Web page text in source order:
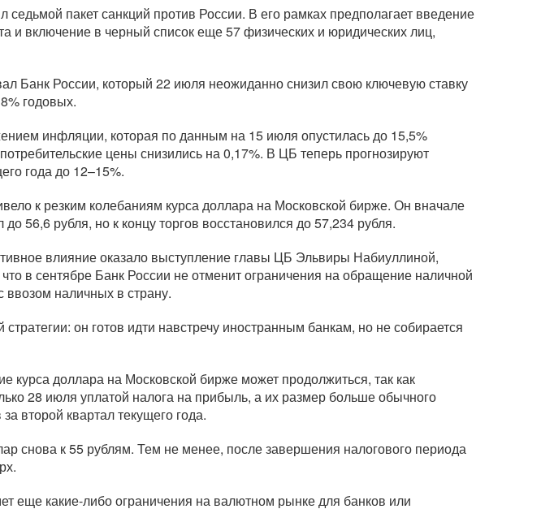
пакет санкций против России. В его рамках предполагает введение
и включение в черный список еще 57 физических и юридических лиц,
Банк России, который 22 июля неожиданно снизил свою ключевую ставку
годовых.
инфляции, которая по данным на 15 июля опустилась до 15,5%
цены снизились на 0,17%. В ЦБ теперь прогнозируют
года до 12–15%.
к резким колебаниям курса доллара на Московской бирже. Он вначале
56,6 рубля, но к концу торгов восстановился до 57,234 рубля.
влияние оказало выступление главы ЦБ Эльвиры Набиуллиной,
в сентябре Банк России не отменит ограничения на обращение наличной
ввозом наличных в страну.
он готов идти навстречу иностранным банкам, но не собирается
курса доллара на Московской бирже может продолжиться, так как
28 июля уплатой налога на прибыль, а их размер больше обычного
второй квартал текущего года.
снова к 55 рублям. Тем не менее, после завершения налогового периода
еще какие-либоограничения на валютном рынке для банков или